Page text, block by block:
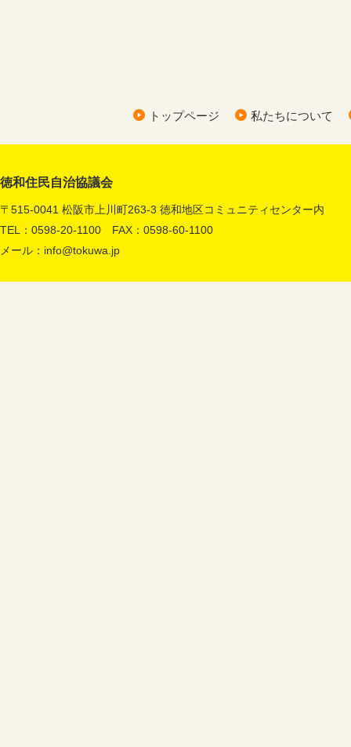
トップページ 私たちについて
徳和住民自治協議会
〒515-0041 松阪市上川町263-3 徳和地区コミュニティセンター内
TEL：0598-20-1100 FAX：0598-60-1100
メール： info@tokuwa.jp